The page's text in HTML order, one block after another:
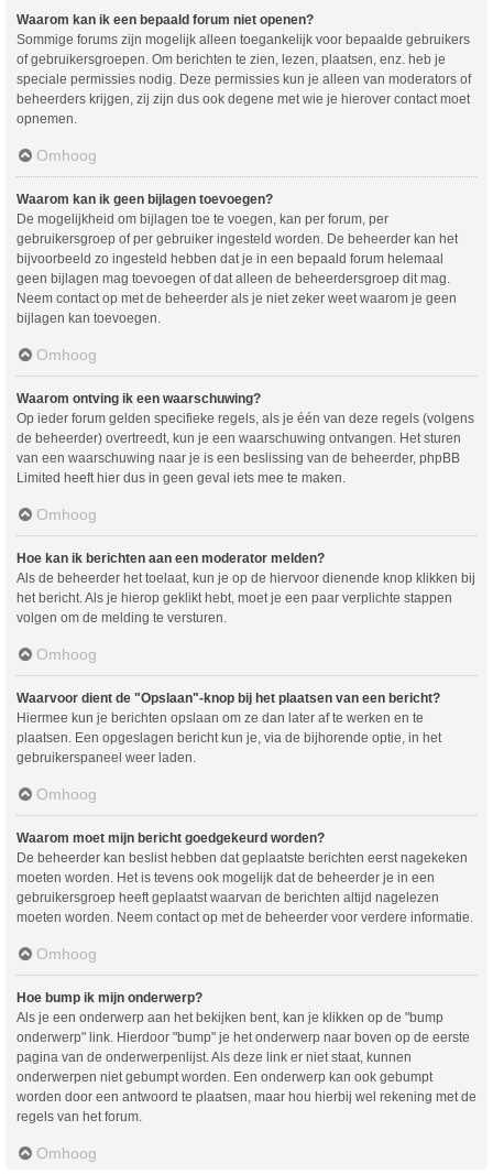
Waarom kan ik een bepaald forum niet openen?
Sommige forums zijn mogelijk alleen toegankelijk voor bepaalde gebruikers
of gebruikersgroepen. Om berichten te zien, lezen, plaatsen, enz. heb je
speciale permissies nodig. Deze permissies kun je alleen van moderators of
beheerders krijgen, zij zijn dus ook degene met wie je hierover contact moet
opnemen.
Omhoog
Waarom kan ik geen bijlagen toevoegen?
De mogelijkheid om bijlagen toe te voegen, kan per forum, per
gebruikersgroep of per gebruiker ingesteld worden. De beheerder kan het
bijvoorbeeld zo ingesteld hebben dat je in een bepaald forum helemaal
geen bijlagen mag toevoegen of dat alleen de beheerdersgroep dit mag.
Neem contact op met de beheerder als je niet zeker weet waarom je geen
bijlagen kan toevoegen.
Omhoog
Waarom ontving ik een waarschuwing?
Op ieder forum gelden specifieke regels, als je één van deze regels (volgens
de beheerder) overtreedt, kun je een waarschuwing ontvangen. Het sturen
van een waarschuwing naar je is een beslissing van de beheerder, phpBB
Limited heeft hier dus in geen geval iets mee te maken.
Omhoog
Hoe kan ik berichten aan een moderator melden?
Als de beheerder het toelaat, kun je op de hiervoor dienende knop klikken bij
het bericht. Als je hierop geklikt hebt, moet je een paar verplichte stappen
volgen om de melding te versturen.
Omhoog
Waarvoor dient de "Opslaan"-knop bij het plaatsen van een bericht?
Hiermee kun je berichten opslaan om ze dan later af te werken en te
plaatsen. Een opgeslagen bericht kun je, via de bijhorende optie, in het
gebruikerspaneel weer laden.
Omhoog
Waarom moet mijn bericht goedgekeurd worden?
De beheerder kan beslist hebben dat geplaatste berichten eerst nagekeken
moeten worden. Het is tevens ook mogelijk dat de beheerder je in een
gebruikersgroep heeft geplaatst waarvan de berichten altijd nagelezen
moeten worden. Neem contact op met de beheerder voor verdere informatie.
Omhoog
Hoe bump ik mijn onderwerp?
Als je een onderwerp aan het bekijken bent, kan je klikken op de "bump
onderwerp" link. Hierdoor "bump" je het onderwerp naar boven op de eerste
pagina van de onderwerpenlijst. Als deze link er niet staat, kunnen
onderwerpen niet gebumpt worden. Een onderwerp kan ook gebumpt
worden door een antwoord te plaatsen, maar hou hierbij wel rekening met de
regels van het forum.
Omhoog